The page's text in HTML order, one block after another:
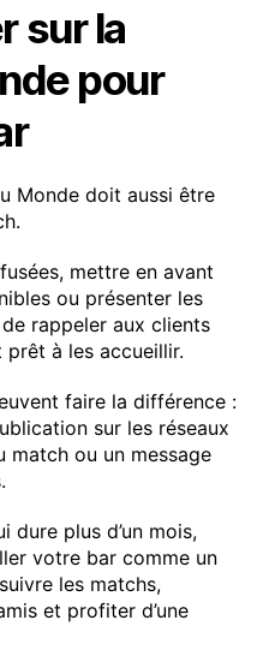
sur la
pour
Monde doit aussi être
mettre en avant
ou présenter les
rappeler aux clients
à les accueillir.
faire la différence :
sur les réseaux
match ou un message
dure plus d’un mois,
votre bar comme un
les matchs,
et profiter d’une